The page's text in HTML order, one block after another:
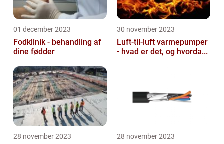
01 december 2023
Fodklinik - behandling af
dine fødder
30 november 2023
Luft-til-luft varmepumper
- hvad er det, og hvorda...
28 november 2023 28 november 2023